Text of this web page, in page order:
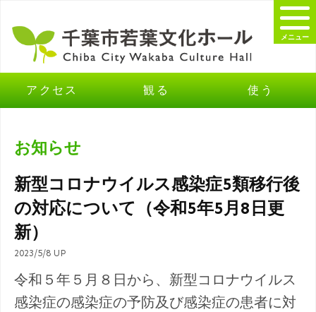
アクセス 観る 使う
メニュー
お知らせ
新型コロナウイルス感染症5類移行後
の対応について（令和5年5月8日更
新）
2023/5/8 UP
令和５年５月８日から、新型コロナウイルス
感染症の感染症の予防及び感染症の患者に対